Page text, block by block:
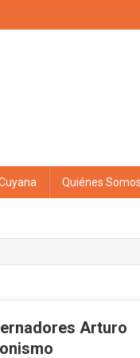
Quiénes
Arturo